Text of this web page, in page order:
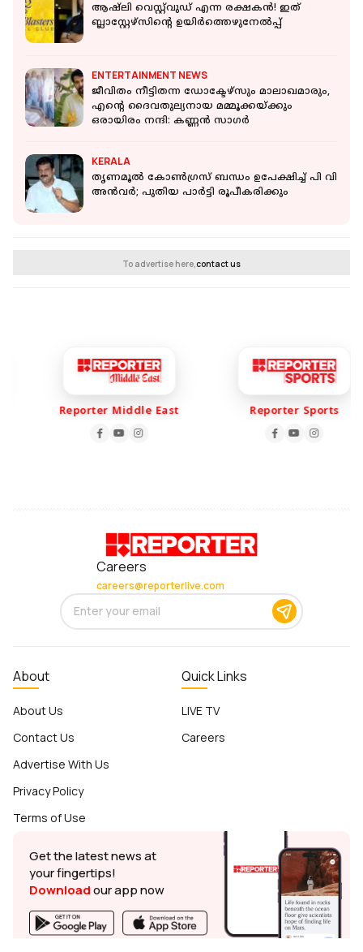
ആഷ്ലി വെസ്റ്റ്‌വുഡ് എന്ന രക്ഷകൻ! ഇത്
ബ്ലാസ്റ്റേഴ്സിന്റെ ഉയിർത്തെഴുനേൽപ്പ്
ENTERTAINMENT NEWS
ജീവിതം നീട്ടിതന്ന ഡോക്ടേഴ്‌സും മാലാഖമാരും,
എന്റെ ദൈവതുല്യനായ മമ്മൂക്കയ്ക്കും
ഒരായിരം നന്ദി: കണ്ണൻ സാഗർ
KERALA
തൃണമൂല്‍ കോണ്‍ഗ്രസ് ബന്ധം ഉപേക്ഷിച്ച് പി വി
അന്‍വര്‍; പുതിയ പാര്‍ട്ടി രൂപീകരിക്കും
To advertise here,contact us
Reporter Middle East Reporter Sports
Careers
careers@reporterlive.com
About
About Us
Contact Us
Advertise With Us
Privacy Policy
Terms of Use
Quick Links
LIVE TV
Careers
Get the latest news at
your fingertips!
Downloadour app now